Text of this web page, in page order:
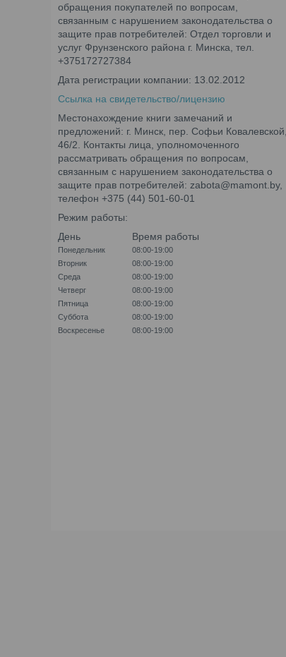
обращения покупателей по вопросам,
связанным с нарушением законодательства о
защите прав потребителей: Отдел торговли и
услуг Фрунзенского района г. Минска, тел.
+375172727384
Дата регистрации компании: 13.02.2012
Ссылка на свидетельство/лицензию
Местонахождение книги замечаний и
предложений: г. Минск, пер. Софьи Ковалевской,
46/2. Контакты лица, уполномоченного
рассматривать обращения по вопросам,
связанным с нарушением законодательства о
защите прав потребителей: zabota@mamont.by,
телефон +375 (44) 501-60-01
Режим работы:
День
Время работы
Понедельник
08:00-19:00
Вторник
08:00-19:00
Среда
08:00-19:00
Четверг
08:00-19:00
Пятница
08:00-19:00
Суббота
08:00-19:00
Воскресенье
08:00-19:00